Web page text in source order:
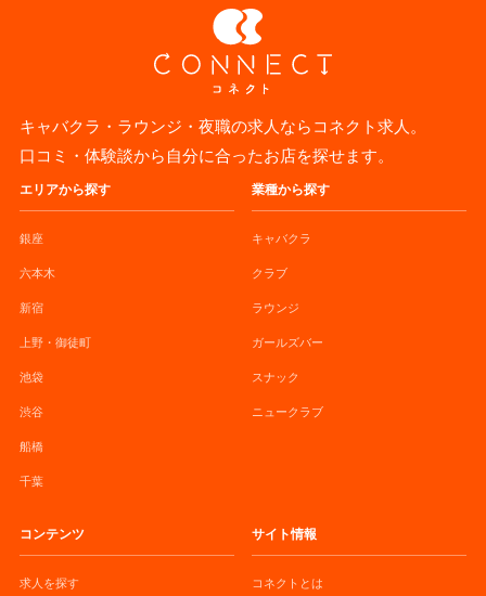
キャバクラ・ラウンジ・夜職の求人ならコネクト求人。
口コミ・体験談から自分に合ったお店を探せます。
エリアから探す
銀座
六本木
新宿
上野・御徒町
池袋
渋谷
船橋
千葉
業種から探す
キャバクラ
クラブ
ラウンジ
ガールズバー
スナック
ニュークラブ
コンテンツ
求人を探す
サイト情報
コネクトとは